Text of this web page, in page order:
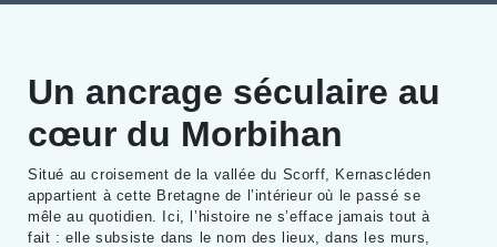
Un ancrage séculaire au
cœur du Morbihan
Situé au croisement de la vallée du Scorff, Kernascléden
appartient à cette Bretagne de l’intérieur où le passé se
mêle au quotidien. Ici, l’histoire ne s’efface jamais tout à
fait : elle subsiste dans le nom des lieux, dans les murs,